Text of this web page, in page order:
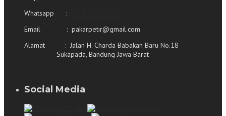
Whatsapp :
Email : pakarpetir@gmail.com
Alamat : Jalan H. Charda Babakan Baru No.18
Sukapada, Bandung Jawa Barat
Social Media